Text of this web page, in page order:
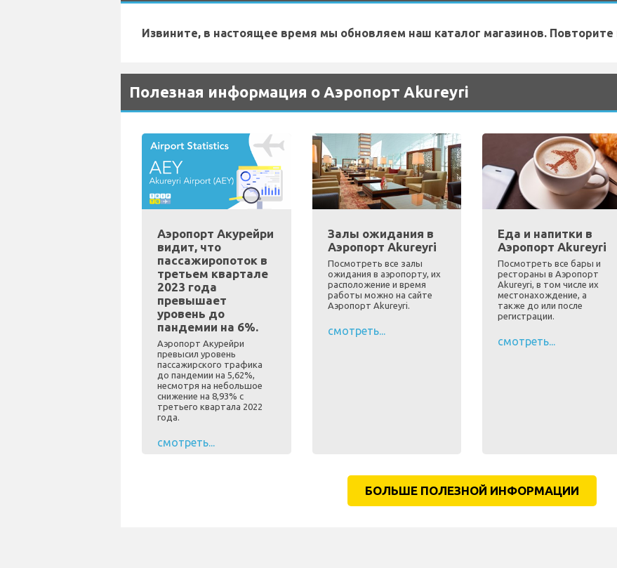
Извините, в настоящее время мы обновляем наш каталог магазинов.
Полезная информация о Аэропорт Akureyri
Аэропорт Акурейри
видит, что
пассажиропоток в
третьем квартале
2023 года
превышает
уровень до
пандемии на 6%.
Аэропорт Акурейри
превысил уровень
пассажирского трафика
до пандемии на 5,62%,
несмотря на небольшое
снижение на 8,93% с
третьего квартала 2022
года.
смотреть...
Залы ожидания в
Аэропорт Akureyri
Посмотреть все залы
ожидания в аэропорту, их
расположение и время
работы можно на сайте
Аэропорт Akureyri.
смотреть...
Еда и напитки в
Аэропорт Akureyri
Посмотреть все бары и
рестораны в Аэропорт
Akureyri, в том числе их
местонахождение, а
также до или после
регистрации.
смотреть...
БОЛЬШЕ ПОЛЕЗНОЙ ИНФОРМАЦИИ